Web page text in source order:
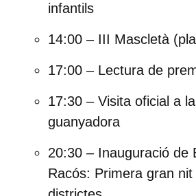
infantils
14:00 – III Mascletà
17:00 – Lectura de
17:30 – Visita oficial a
guanyadora
20:30 – Inauguració de
Racós: Primera gran